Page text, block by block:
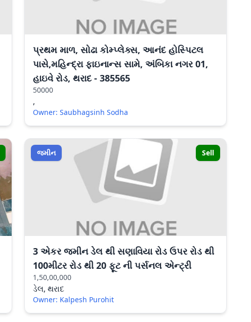
પ્રથમ માળ, સોઢા કોમ્પ્લેક્સ, આનંદ હોસ્પિટલ
પાસે,મહિન્દ્રા ફાઇનાન્સ સામે, અંબિકા નગર 01,
હાઇવે રોડ, થરાદ - 385565
50000
,
Owner: Saubhagsinh Sodha
જમીન Sell
3 એકર જમીન ડેલ થી સણાવિયા રોડ ઉપર રોડ થી
100મીટર રોડ થી 20 ફૂટ ની પર્સનલ એન્ટ્રી
1,50,00,000
ડેલ, થરાદ
Owner: Kalpesh Purohit